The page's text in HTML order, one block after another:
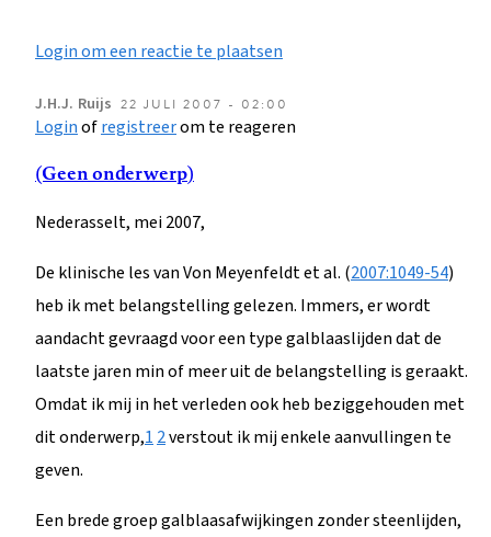
Login om een reactie te plaatsen
J.H.J. Ruijs 22 JULI 2007 - 02:00
Loginofregistreerom te reageren
(Geen onderwerp)
Nederasselt, mei 2007,
De klinische les van Von Meyenfeldt et al. (2007:1049-54)
heb ik met belangstelling gelezen. Immers, er wordt
aandacht gevraagd voor een type galblaaslijden dat de
laatste jaren min of meer uit de belangstelling is geraakt.
Omdat ik mij in het verleden ook heb beziggehouden met
dit onderwerp,1 2verstout ik mij enkele aanvullingen te
geven.
Een brede groep galblaasafwijkingen zonder steenlijden,